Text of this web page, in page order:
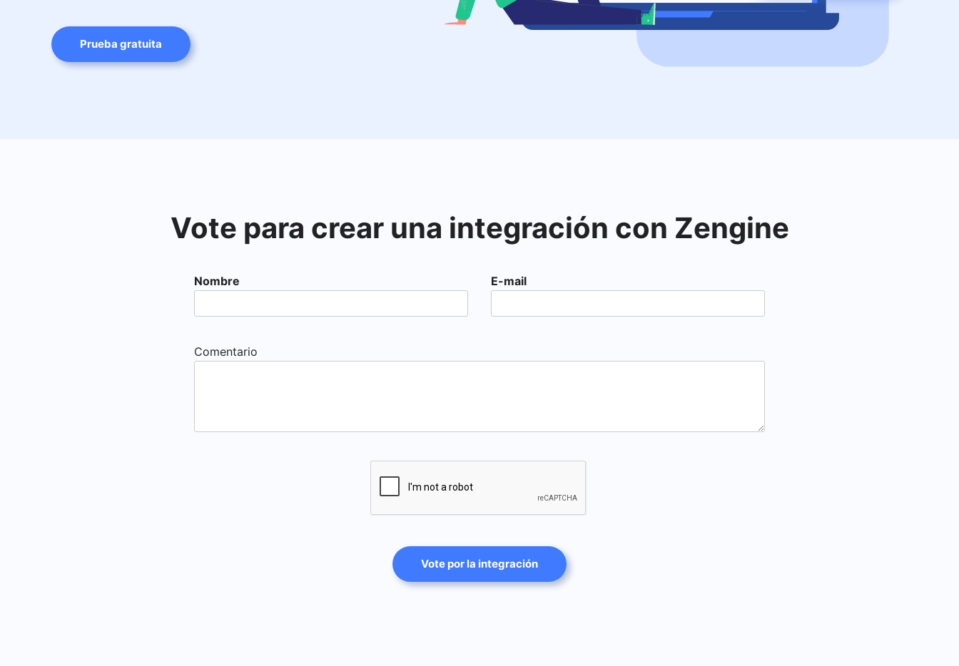
Prueba gratuita
Vote para crear una integración con Zengine
Nombre E-mail
Comentario
Vote por la integración